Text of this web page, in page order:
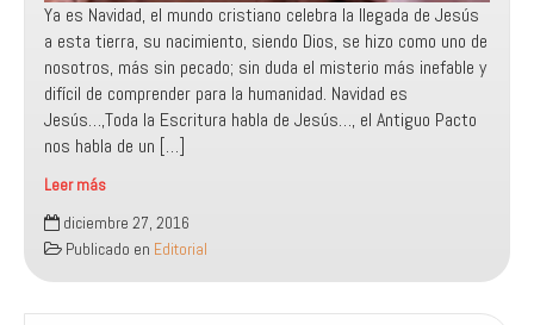
Ya es Navidad, el mundo cristiano celebra la llegada de Jesús
a esta tierra, su nacimiento, siendo Dios, se hizo como uno de
nosotros, más sin pecado; sin duda el misterio más inefable y
difícil de comprender para la humanidad. Navidad es
Jesús…,Toda la Escritura habla de Jesús…, el Antiguo Pacto
nos habla de un […]
Leer más
¡Navidad
es
Jesús!
diciembre 27, 2016
Publicado en Editorial